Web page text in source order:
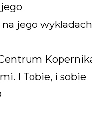
jego
I Tobie, i sobie